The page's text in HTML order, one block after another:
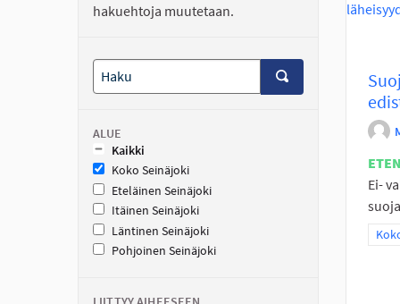
hakuehtoja muutetaan.
ALUE
Kaikki
Koko Seinäjoki
Eteläinen Seinäjoki
Itäinen Seinäjoki
Läntinen Seinäjoki
Pohjoinen Seinäjoki
Ei-